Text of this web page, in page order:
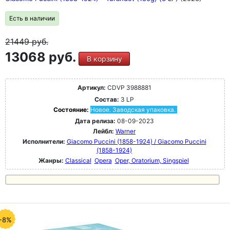
Есть в наличии
21449руб.
13068 руб. В корзину
Артикул: CDVP 3988881
Состав: 3 LP
Состояние: Новое. Заводская упаковка.
Дата релиза: 08-09-2023
Лейбл: Warner
Исполнители: Giacomo Puccini (1858-1924) / Giacomo Puccini
(1858-1924)
Жанры: Classical Opera Oper, Oratorium, Singspiel
8%